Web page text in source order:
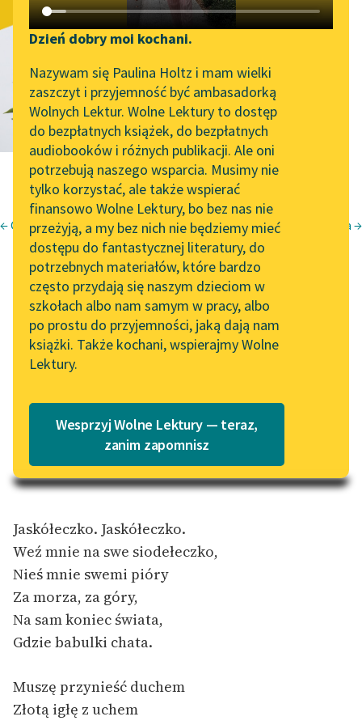
Katalog DAISY
Podkasty o książkach
Zgłoś brak utworu
Aktualności
„Prokurator Alicja Horn”
do słuchania
Byliśmy częścią AI Impact
Lab
Zapraszamy na spotkanie
online z tłumaczkami
literatury skandynawskiej
Spotkanie z Katarzyną
Tunkiel w Oslo
102. lata temu zmarł
Joseph Conrad
Lektury szkolne i klasyka
literatury do słuchania dla
uczennic i uczniów z
E-kolekcja lektur
szkolnych i literatury do
słuchania dla uczennic i
uczniów z
niepełnosprawnościami
Feministyczne inspiracje.
skandynawskiej literatury
feministycznej
Narzędzia
Mapa Wolnych Lektur
Leśmianator
Przewodnik dla piszących i
czytających
API
OAI-PMH
Widget Wolnych Lektur
Przypisy
Katalog w formacie PDF
Dzień dobry moi kochani.
Nazywam się Paulina Holtz i mam wielki
zaszczyt i przyjemność być ambasadorką
Wolnych Lektur. Wolne Lektury to dostęp
do bezpłatnych książek, do bezpłatnych
audiobooków i różnych publikacji. Ale oni
potrzebują naszego wsparcia. Musimy nie
tylko korzystać, ale także wspierać
finansowo Wolne Lektury, bo bez nas nie
przeżyją, a my bez nich nie będziemy mieć
dostępu do fantastycznej literatury, do
potrzebnych materiałów, które bardzo
często przydają się naszym dzieciom w
szkołach albo nam samym w pracy, albo
po prostu do przyjemności, jaką dają nam
książki. Także kochani, wspierajmy Wolne
Lektury.
Wesprzyj Wolne Lektury — teraz,
zanim zapomnisz
(Jaskółeczko.
Jaskółeczko...)
Młocka →
← Gąski Maria Konopnicka
Jaskółeczka
(Jaskółeczko.
Jaskółeczko…)
Jaskółeczko. Jaskółeczko.
Weź mnie na swe siodełeczko,
Nieś mnie swemi pióry
Za morza, za góry,
Na sam koniec świata,
Gdzie babulki chata.
Muszę przynieść duchem
Złotą igłę z uchem